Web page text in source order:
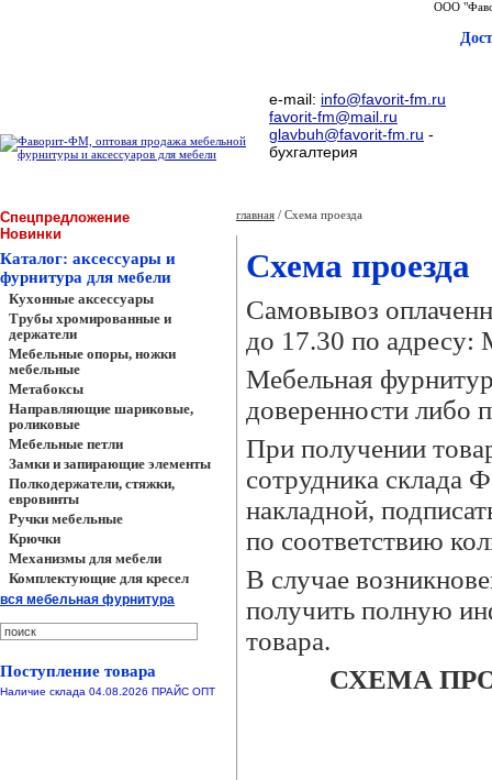
ООО
e-mail: info@favorit-fm.ru
favorit-fm@mail.ru
glavbuh@favorit-fm.ru -
бухгалтерия
Спецпредложение
Новинки
Каталог: аксессуары и
фурнитура для мебели
Кухонные аксессуары
Трубы хромированные и
держатели
Мебельные опоры, ножки
мебельные
Метабоксы
Направляющие шариковые,
роликовые
Мебельные петли
Замки и запирающие элементы
Полкодержатели, стяжки,
евровинты
Ручки мебельные
Крючки
Механизмы для мебели
Комплектующие для кресел
вся мебельная фурнитура
Поступление товара
Наличие склада 04.08.2026 ПРАЙС ОПТ
главная / Схема проезда
Схема проезда
Самовывоз
до 17.30 по адресу:
Мебельная
доверенности либо
При получении
сотрудника склада
накладной,
по соответствию
В случае
получить полную
товара.
СХЕМА